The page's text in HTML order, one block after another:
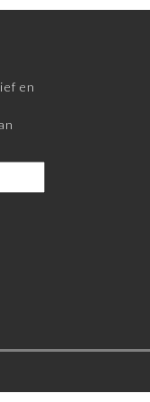
en